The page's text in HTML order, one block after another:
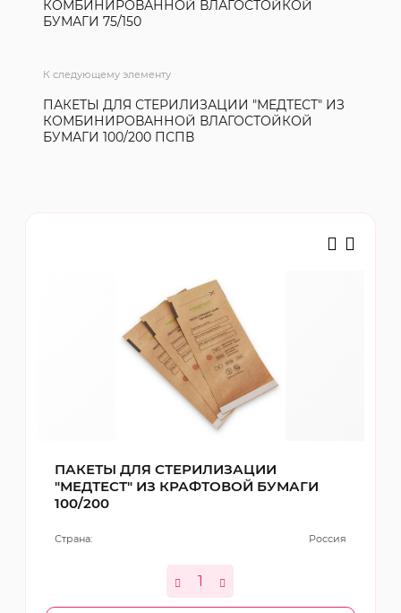
КОМБИНИРОВАННОЙ ВЛАГОСТОЙКОЙ
БУМАГИ 75/150
К следующему элементу
ПАКЕТЫ ДЛЯ СТЕРИЛИЗАЦИИ "МЕДТЕСТ" ИЗ
КОМБИНИРОВАННОЙ ВЛАГОСТОЙКОЙ
БУМАГИ 100/200 ПСПВ
ПАКЕТЫ ДЛЯ СТЕРИЛИЗАЦИИ
"МЕДТЕСТ" ИЗ КРАФТОВОЙ БУМАГИ
100/200
Страна: Россия